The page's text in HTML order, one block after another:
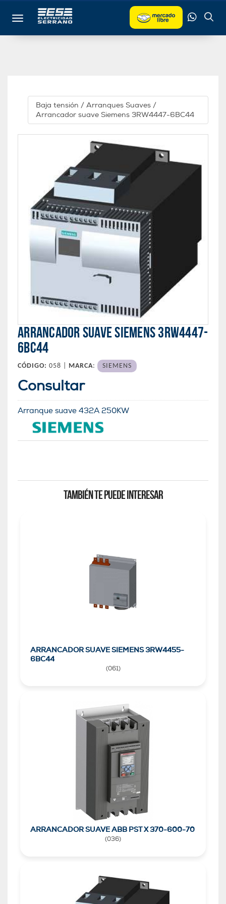
Toggle navigation
Baja tensión / Arranques Suaves /
Arrancador suave Siemens 3RW4447-6BC44
ARRANCADOR SUAVE SIEMENS 3RW4447-
6BC44
CÓDIGO: 058 | MARCA: SIEMENS
Consultar
Arranque suave 432A 250KW
TAMBIÉN TE PUEDE INTERESAR
ARRANCADOR SUAVE SIEMENS 3RW4455-
6BC44
(061)
ARRANCADOR SUAVE ABB PST X 370-600-70
(036)